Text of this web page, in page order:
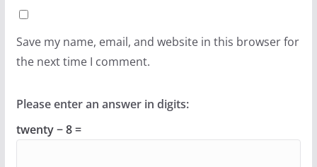
Save my name, email, and website in this browser for
the next time I comment.
Please enter an answer in digits:
twenty − 8 =